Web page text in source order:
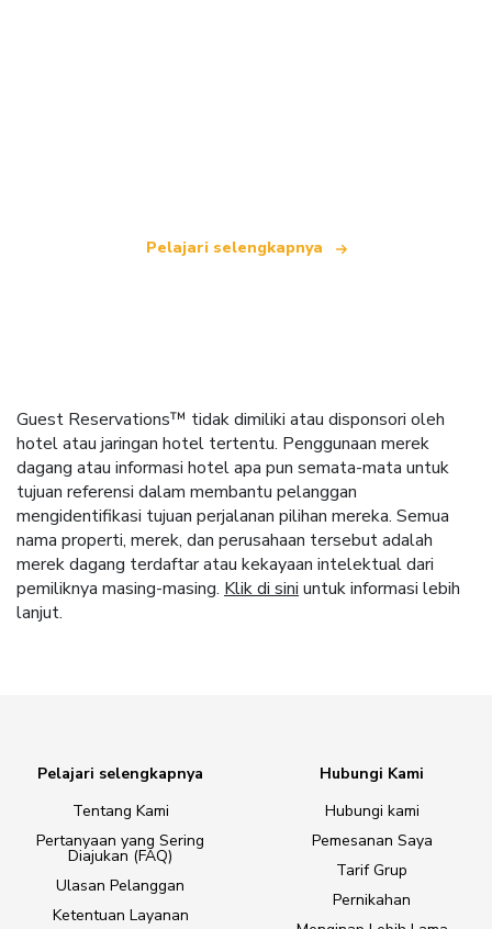
Pelajari selengkapnya
Guest Reservations™ tidak dimiliki atau disponsori oleh
hotel atau jaringan hotel tertentu. Penggunaan merek
dagang atau informasi hotel apa pun semata-mata untuk
tujuan referensi dalam membantu pelanggan
mengidentifikasi tujuan perjalanan pilihan mereka. Semua
nama properti, merek, dan perusahaan tersebut adalah
merek dagang terdaftar atau kekayaan intelektual dari
pemiliknya masing-masing. Klik di sini untuk informasi lebih
lanjut.
Pelajari selengkapnya
Tentang Kami
Pertanyaan yang Sering
Diajukan (FAQ)
Ulasan Pelanggan
Ketentuan Layanan
Hubungi Kami
Hubungi kami
Pemesanan Saya
Tarif Grup
Pernikahan